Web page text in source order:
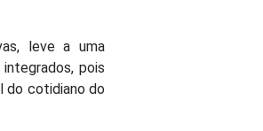
leve a uma
pois
do cotidiano do